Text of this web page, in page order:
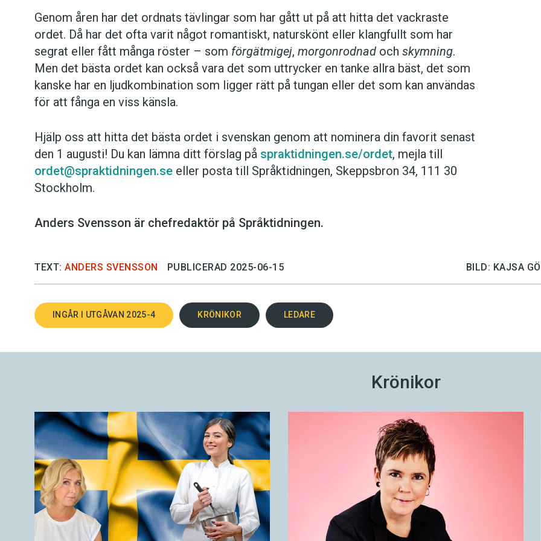
Genom åren har det ordnats tävlingar som har gått ut på att hitta det vackraste
ordet. Då har det ofta varit något romantiskt, naturskönt eller klangfullt som har
segrat eller fått många röster – som för­gätmigej, morgon­rodnad och skymning.
Men det bästa ordet kan också vara det som uttrycker en tanke allra bäst, det som
kanske har en ljudkombination som ligger rätt på tungan eller det som kan användas
för att fånga en viss känsla.
Hjälp oss att hitta det bästa ordet i svenskan genom att nominera din favo­rit senast
den 1 augusti! Du kan lämna ditt förslag på spraktidningen.se/ordet, mejla till
ordet@spraktidningen.se eller posta till Språktidningen, Skeppsbron 34, 111 30
Stockholm.
Anders Svensson är chefredaktör på Språktidningen.
TEXT: ANDERS SVENSSON PUBLICERAD 2025-06-15 BILD: KAJSA
INGÅR I UTGÅVAN 2025-4 KRÖNIKOR LEDARE
Krönikor